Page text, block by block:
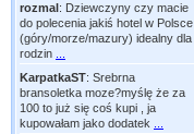
rozmal: Dziewczyny czy macie
do polecenia jakiś hotel w Polsce
(góry/morze/mazury) idealny dla
rodzin
KarpatkaST: Srebrna
bransoletka moze?myślę że za
100 to już się coś kupi , ja
kupowałam jako dodatek